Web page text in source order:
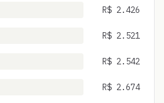
R$ 2.426
R$ 2.521
R$ 2.542
R$ 2.674